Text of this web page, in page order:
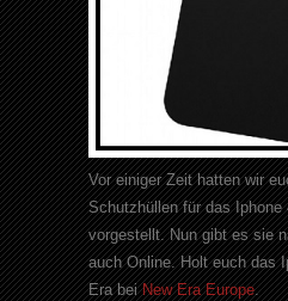
Vor einiger Zeit hatten wir
Schutzhüllen für das Iphone
vorgestellt. Nun gibt es sie
auch Online. Holt euch das
Era beiNew Era Europe.